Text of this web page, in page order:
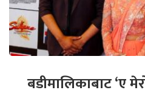
बडीमालिकाबाट ‘ए